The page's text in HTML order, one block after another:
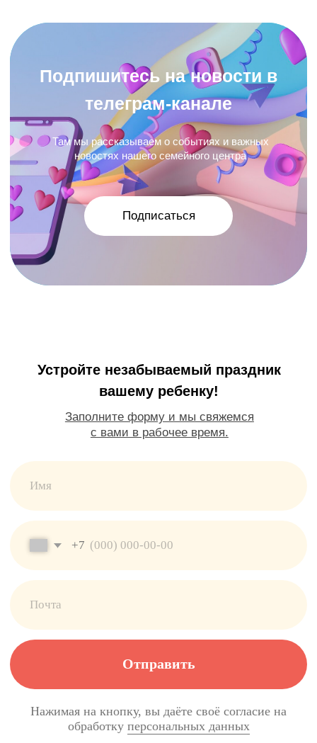
+7(925)043-01-80
Контакты
dks.vishnya@gmail.com
Почта:
МО, г. Балашиха,
Московский бул., д. 1А, ТЦ
Московский, 3-й этаж
Адрес:
+7 925 043-01-80
kaleydoskop50@gmail.com
д. 1А, ТЦ Московский, 3-й этаж